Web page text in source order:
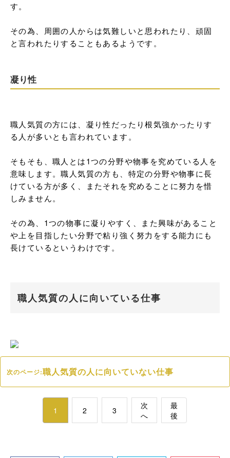
す。
その為、周囲の人からは気難しいと思われたり、頑固
と言われたりすることもあるようです。
凝り性
職人気質の方には、凝り性だったり根気強かったりす
る人が多いとも言われています。
そもそも、職人とは1つの分野や物事を究めている人を
意味します。職人気質の方も、特定の分野や物事に長
けている方が多く、またそれを究めることに努力を惜
しみません。
その為、1つの物事に凝りやすく、また興味があること
や上を目指したい分野で粘り強く努力をする能力にも
長けているというわけです。
職人気質の人に向いている仕事
次のページ:職人気質の人に向いていない仕事
1 2 3
次
へ
最
後